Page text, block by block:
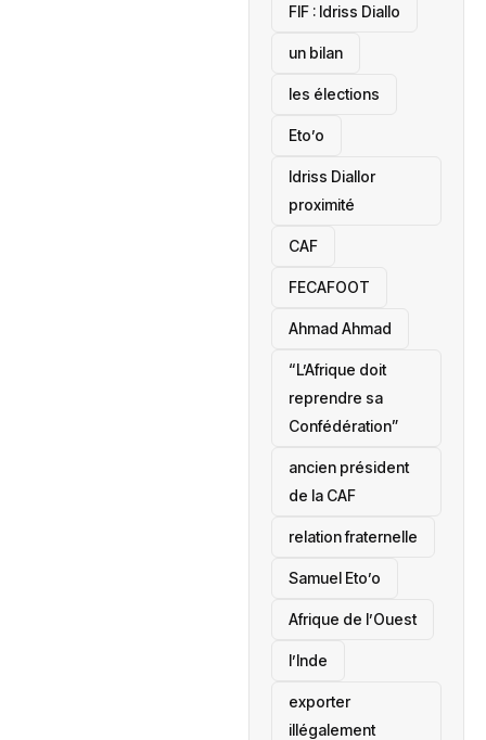
‎FIF : Idriss Diallo
un bilan
les élections
Eto’o
Idriss Diallor
proximité
CAF
FECAFOOT
‎Ahmad Ahmad
“L’Afrique doit
reprendre sa
Confédération”
ancien président
de la CAF
relation fraternelle
Samuel Eto’o
Afrique de l’Ouest
l’Inde
exporter
illégalement